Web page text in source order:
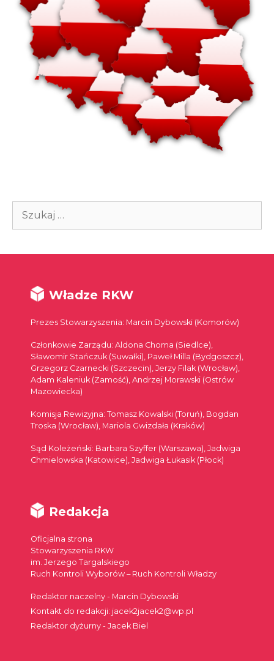
Szukaj:
Władze RKW
Prezes Stowarzyszenia: Marcin Dybowski (Komorów)
Członkowie Zarządu: Aldona Choma (Siedlce),
Sławomir Stańczuk (Suwałki), Paweł Milla (Bydgoszcz),
Grzegorz Czarnecki (Szczecin), Jerzy Filak (Wrocław),
Adam Kaleniuk (Zamość), Andrzej Morawski (Ostrów
Mazowiecka)
Komisja Rewizyjna: Tomasz Kowalski (Toruń), Bogdan
Troska (Wrocław), Mariola Gwizdała (Kraków)
Sąd Koleżeński: Barbara Szyffer (Warszawa), Jadwiga
Chmielowska (Katowice), Jadwiga Łukasik (Płock)
Redakcja
Oficjalna strona
Stowarzyszenia RKW
im. Jerzego Targalskiego
Ruch Kontroli Wyborów – Ruch Kontroli Władzy
Redaktor naczelny - Marcin Dybowski
Kontakt do redakcji: jacek2jacek2@wp.pl
Redaktor dyżurny - Jacek Biel